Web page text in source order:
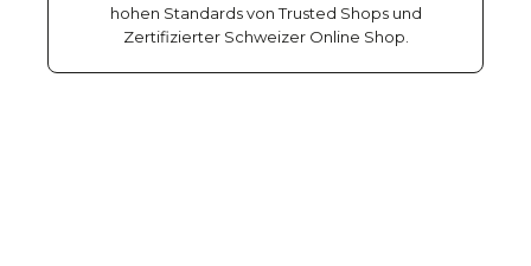
hohen Standards von Trusted Shops und
Zertifizierter Schweizer Online Shop.